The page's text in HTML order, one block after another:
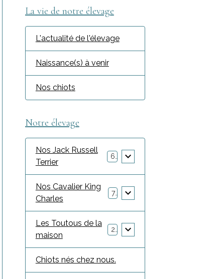
La vie de notre élevage
L'actualité de l'élevage
Naissance(s) à venir
Nos chiots
Notre élevage
Nos Jack Russell
Terrier
Nos Cavalier King
Charles
7
Les Toutous de la
maison
Chiots nés chez nous.